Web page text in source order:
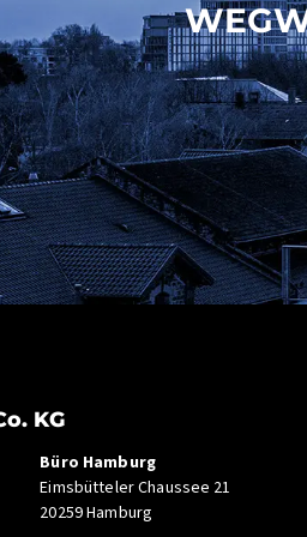
KG
Büro Hamburg
Eimsbütteler Chaussee 21
20259 Hamburg